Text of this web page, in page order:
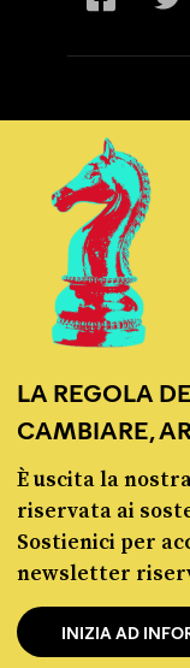
LA REGOLA
CAMBIARE,
È uscita la
riservata ai
Sostienici per
newsletter
INIZIA AD
Pagella Politica è una